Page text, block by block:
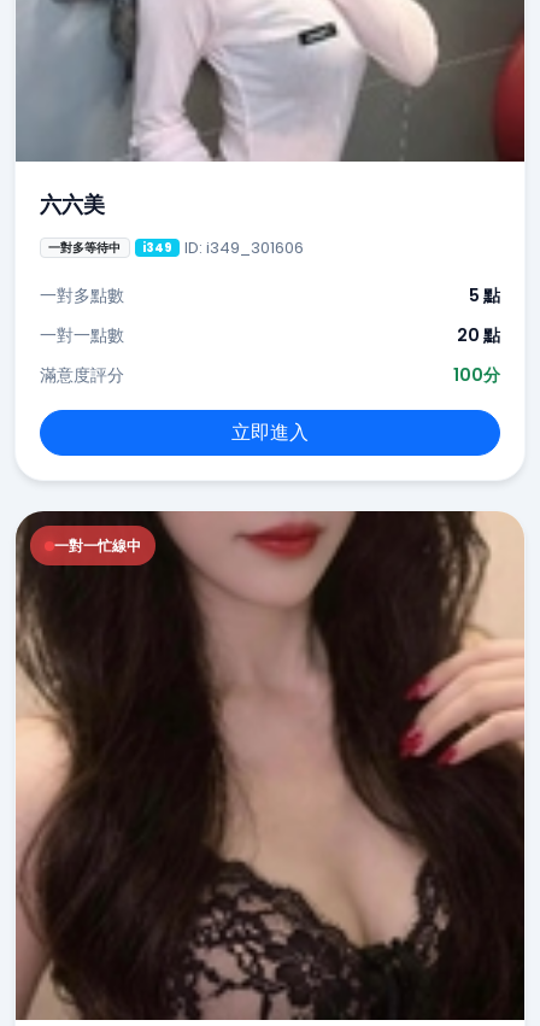
六六美
一對多等待中 i349 ID: i349_301606
一對多點數
5 點
一對一點數
20 點
滿意度評分
100分
立即進入
一對一忙線中